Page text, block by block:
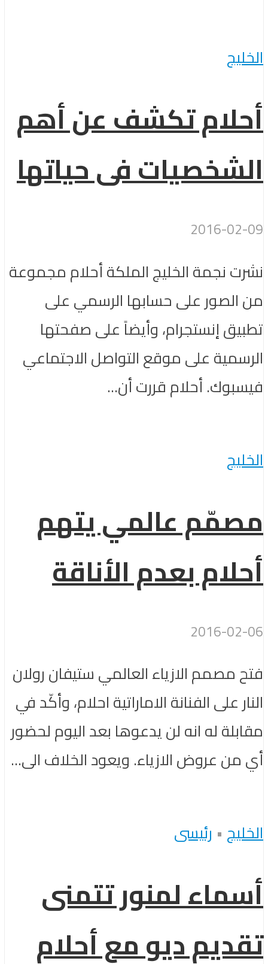
الخليج
أحلام تكشف عن أهم
الشخصيات فى حياتها
2016-02-09
نشرت نجمة الخليج الملكة أحلام مجموعة
من الصور على حسابها الرسمي على
تطبيق إنستجرام، وأيضاً على صفحتها
الرسمية على موقع التواصل الاجتماعي
فيسبوك. أحلام قررت أن...
الخليج
مصمّم عالمي يتهم
أحلام بعدم الأناقة
2016-02-06
فتح مصمم الازياء العالمي ستيفان رولان
النار على الفنانة الاماراتية احلام، وأكّد في
مقابلة له انه لن يدعوها بعد اليوم لحضور
أي من عروض الازياء. ويعود الخلاف الى...
الخليج • رئيسى
أسماء لمنور تتمنى
تقديم ديو مع أحلام